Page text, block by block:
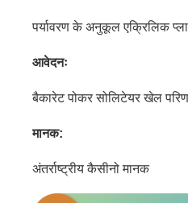
पर्यावरण के अनुकूल एक्रिलिक
आवेदनः
बैकारेट पोकर सोलिटेयर खेल
मानक:
अंतर्राष्ट्रीय कैसीनो मानक